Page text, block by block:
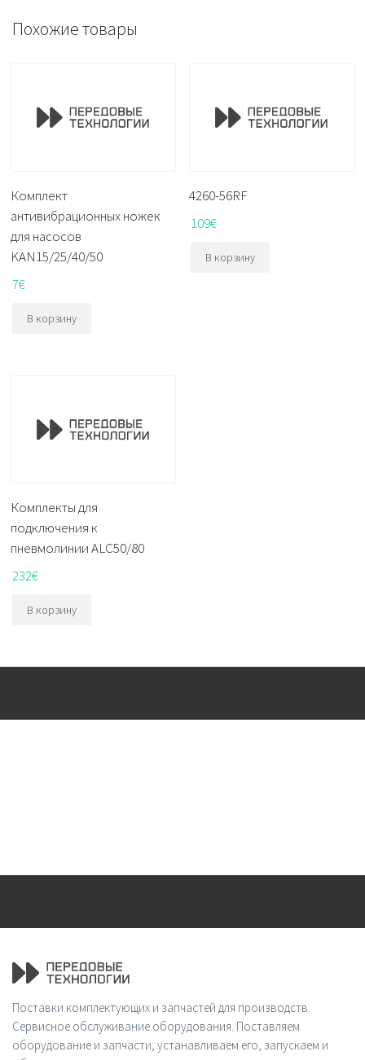
Похожие товары
Комплект
антивибрационных ножек
для насосов
KAN15/25/40/50
7€
В корзину
4260-56RF
109€
В корзину
Комплекты для
подключения к
пневмолинии ALC50/80
232€
В корзину
Поставки комплектующих и запчастей для производств.
Сервисное обслуживание оборудования. Поставляем
оборудование и запчасти, устанавливаем его, запускаем и